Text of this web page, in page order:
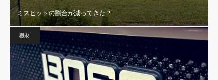
ミスヒットの割合が減ってきた？
機材